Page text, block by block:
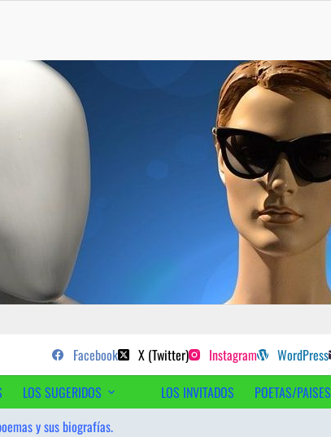
poemas de medio pelo y poetas sugeridos
Facebook X (Twitter) Instagram WordPress
LOS SUGERIDOS LOS INVITADOS POETAS/PAISES
y sus biografías.